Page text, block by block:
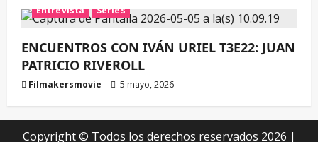
Entrevista
Series
ENCUENTROS CON IVÁN URIEL T3E22: JUAN
PATRICIO RIVEROLL
Filmakersmovie 5 mayo, 2026
Copyright © Todos los derechos reservados 2026 |